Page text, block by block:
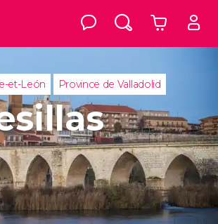
et-León Province de Valladolid